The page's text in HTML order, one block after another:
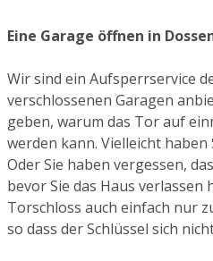
Eine Garage öffnen in
Wir sind ein Aufsperrservice
verschlossenen Garagen
geben, warum das Tor auf
werden kann. Vielleicht haben
Oder Sie haben vergessen,
bevor Sie das Haus verlassen
Torschloss auch einfach nur
so dass der Schlüssel sich